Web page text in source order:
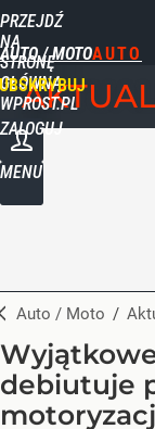
PRZEJDŹ
NA
STRONĘ
GŁÓWNĄ
WPROST.PL
AUTO / MOTO
ZALOGUJ
MENU
Auto / Moto /
debiutuje